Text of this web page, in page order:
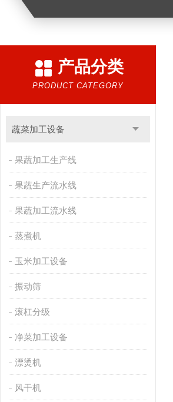
产品分类
PRODUCT CATEGORY
蔬菜加工设备
果蔬加工生产线
果蔬生产流水线
果蔬加工流水线
蒸煮机
玉米加工设备
振动筛
滚杠分级
净菜加工设备
漂烫机
风干机